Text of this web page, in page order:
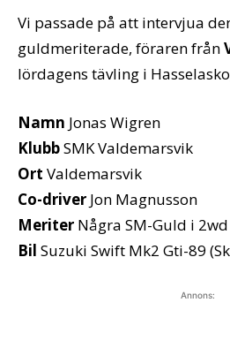
Vi passade på att intervjua
guldmeriterade, föraren från
lördagens tävling i
Namn Jonas Wigren
KlubbSMK Valdemarsvik
Ort Valdemarsvik
Co-driver Jon Magnusson
Meriter Några SM-Guld i
Bil Suzuki Swift Mk2 Gti-89
Annons: